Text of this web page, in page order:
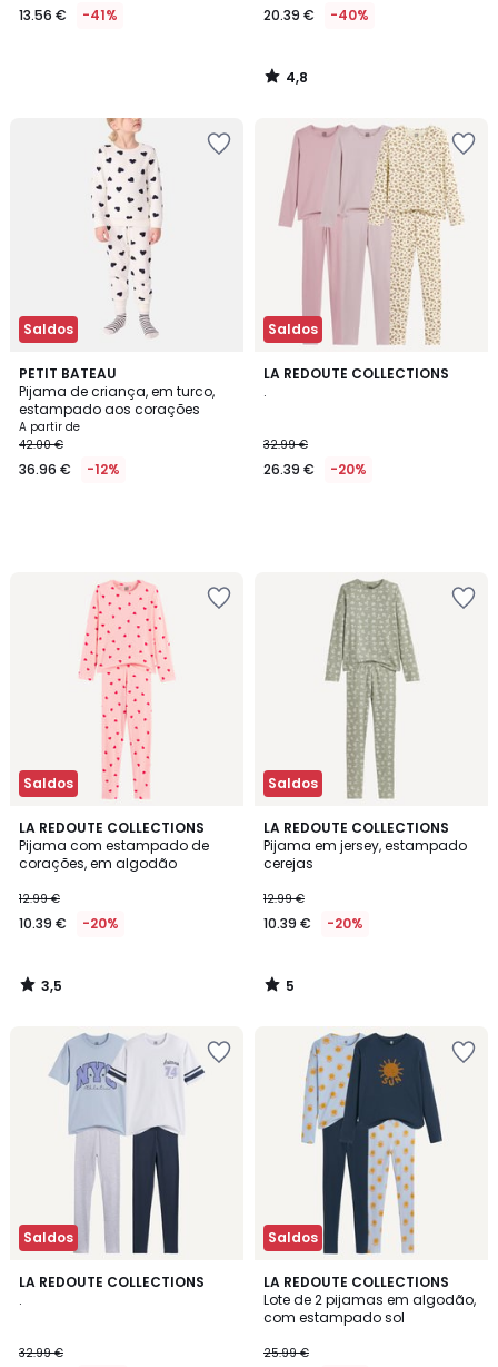
13.56 € -41% 20.39 € -40%
4,8
/
Saldos
PETIT BATEAU
Pijama de criança, em turco,
estampado aos corações
A partir de
42.00 €
36.96 € -12%
Saldos
LA REDOUTE COLLECTIONS
.
32.99 €
26.39 € -20%
Saldos
LA REDOUTE COLLECTIONS
Pijama com estampado de
corações, em algodão
12.99 €
10.39 € -20%
3,5
/ 5
3,5
/
Saldos
LA REDOUTE COLLECTIONS
Pijama em jersey, estampado
cerejas
12.99 €
10.39 € -20%
5
/
5
5
/
Saldos
LA REDOUTE COLLECTIONS
.
32.99 €
Saldos
LA REDOUTE COLLECTIONS
Lote de 2 pijamas em algodão,
com estampado sol
25.99 €